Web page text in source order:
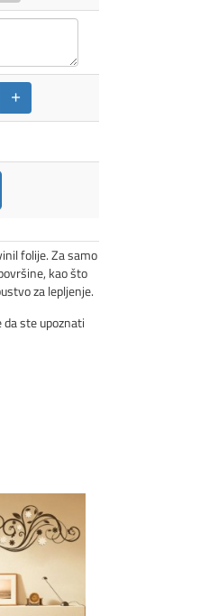
+
folije. Za samo
kao što
za lepljenje.
ste upoznati
detalje